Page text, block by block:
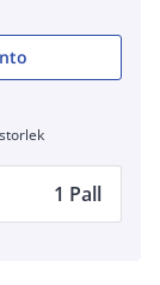
1 Pall